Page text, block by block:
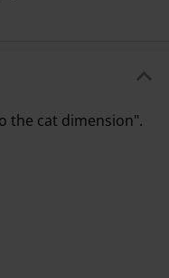
the cat dimension".